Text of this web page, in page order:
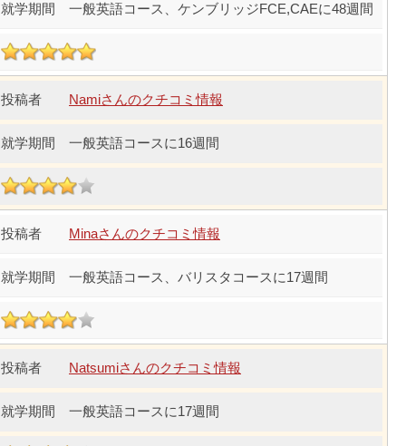
一般英語コース、ケンブリッジFCE,CAEに48週間
Namiさんのクチコミ情報
一般英語コースに16週間
Minaさんのクチコミ情報
一般英語コース、バリスタコースに17週間
Natsumiさんのクチコミ情報
一般英語コースに17週間